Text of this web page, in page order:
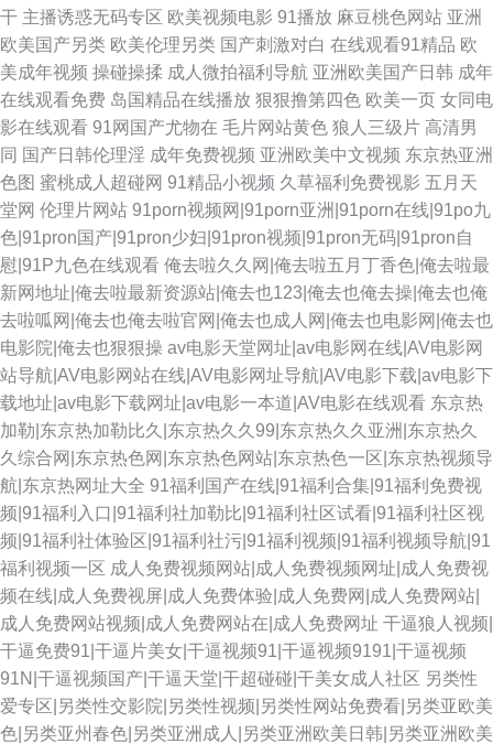
干 主播诱惑无码专区 欧美视频电影 91播放 麻豆桃色网站 亚洲
欧美国产另类 欧美伦理另类 国产刺激对白 在线观看91精品 欧
美成年视频 操碰操揉 成人微拍福利导航 亚洲欧美国产日韩 成年
在线观看免费 岛国精品在线播放 狠狠撸第四色 欧美一页 女同电
影在线观看 91网国产尤物在 毛片网站黄色 狼人三级片 高清男
同 国产日韩伦理淫 成年免费视频 亚洲欧美中文视频 东京热亚洲
色图 蜜桃成人超碰网 91精品小视频 久草福利免费视影 五月天
堂网 伦理片网站 91porn视频网|91porn亚洲|91porn在线|91po九
色|91pron国产|91pron少妇|91pron视频|91pron无码|91pron自
慰|91P九色在线观看 俺去啦久久网|俺去啦五月丁香色|俺去啦最
新网地址|俺去啦最新资源站|俺去也123|俺去也俺去操|俺去也俺
去啦呱网|俺去也俺去啦官网|俺去也成人网|俺去也电影网|俺去也
电影院|俺去也狠狠操 av电影天堂网址|av电影网在线|AV电影网
站导航|AV电影网站在线|AV电影网址导航|AV电影下载|av电影下
载地址|av电影下载网址|av电影一本道|AV电影在线观看 东京热
加勒|东京热加勒比久|东京热久久99|东京热久久亚洲|东京热久
久综合网|东京热色网|东京热色网站|东京热色一区|东京热视频导
航|东京热网址大全 91福利国产在线|91福利合集|91福利免费视
频|91福利入口|91福利社加勒比|91福利社区试看|91福利社区视
频|91福利社体验区|91福利社污|91福利视频|91福利视频导航|91
福利视频一区 成人免费视频网站|成人免费视频网址|成人免费视
频在线|成人免费视屏|成人免费体验|成人免费网|成人免费网站|
成人免费网站视频|成人免费网站在|成人免费网址 干逼狼人视频|
干逼免费91|干逼片美女|干逼视频91|干逼视频9191|干逼视频
91N|干逼视频国产|干逼天堂|干超碰碰|干美女成人社区 另类性
爱专区|另类性交影院|另类性视频|另类性网站免费看|另类亚欧美
色|另类亚州春色|另类亚洲成人|另类亚洲欧美日韩|另类亚洲欧美